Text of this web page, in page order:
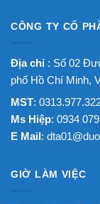
CÔNG TY CỔ
Địa chỉ : Số 02
phố Hồ Chí Minh,
MST:
Ms Hiệp: 0934
E Mail:
GIỜ LÀM VIỆC